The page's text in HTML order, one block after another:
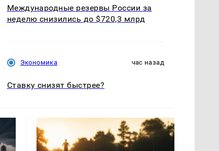
Международные резервы России за
неделю снизились до $720,3 млрд
Экономика час назад
Ставку снизят быстрее?